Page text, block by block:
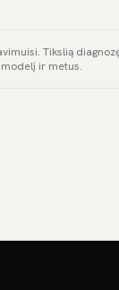
Tikslią
ir metus.